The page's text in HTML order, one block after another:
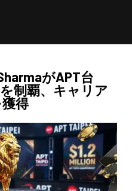
がAPT台
制覇、キャリア
得